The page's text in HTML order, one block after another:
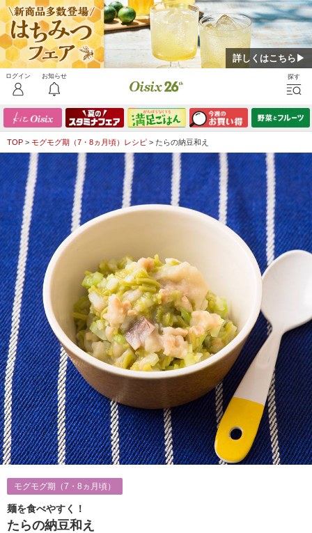
詳しくはこちら▶
TOP > モグモグ期（7・8ヵ月頃）レシピ > たらの納豆和え
モグモグ期（7・8ヵ月頃）
麺を食べやすく！
たらの納豆和え